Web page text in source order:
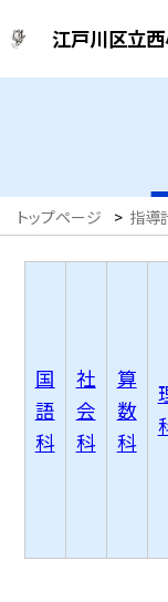
江戸川区立
トップページ > 指導
国
語
科
社
会
科
算
数
科